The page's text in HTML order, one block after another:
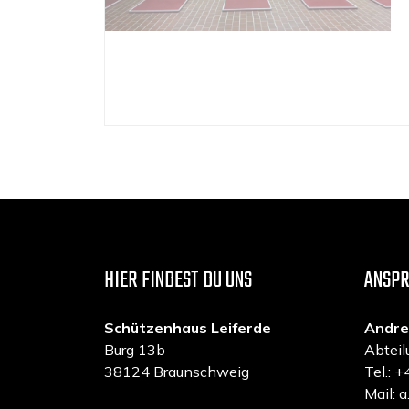
HIER FINDEST DU UNS
Schützenhaus Leiferde
Burg 13b
38124 Braunschweig
Tel.:
Mail: